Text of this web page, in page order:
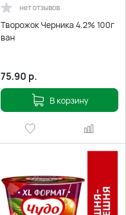
нет отзывов
Творожок Черника 4.2% 100г
ван
75.90 р.
В корзину